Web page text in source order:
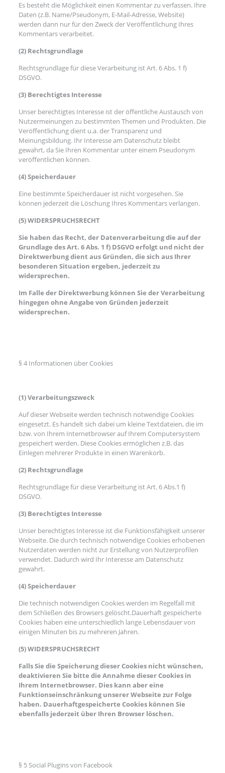
Es besteht die Möglichkeit einen Kommentar zu verfassen. Ihre
Daten (z.B. Name/Pseudonym, E-Mail-Adresse, Website)
werden dann nur für den Zweck der Veröffentlichung Ihres
Kommentars verarbeitet.
(2) Rechtsgrundlage
Rechtsgrundlage für diese Verarbeitung ist Art. 6 Abs. 1 f)
DSGVO.
(3) Berechtigtes Interesse
Unser berechtigtes Interesse ist der öffentliche Austausch von
Nutzermeinungen zu bestimmten Themen und Produkten. Die
Veröffentlichung dient u.a. der Transparenz und
Meinungsbildung. Ihr Interesse am Datenschutz bleibt
gewahrt, da Sie Ihren Kommentar unter einem Pseudonym
veröffentlichen können.
(4) Speicherdauer
Eine bestimmte Speicherdauer ist nicht vorgesehen. Sie
können jederzeit die Löschung Ihres Kommentars verlangen.
(5) WIDERSPRUCHSRECHT
Sie haben das Recht, der Datenverarbeitung die auf der
Grundlage des Art. 6 Abs. 1 f) DSGVO erfolgt und nicht der
Direktwerbung dient aus Gründen, die sich aus Ihrer
besonderen Situation ergeben, jederzeit zu
widersprechen.
Im Falle der Direktwerbung können Sie der Verarbeitung
hingegen ohne Angabe von Gründen jederzeit
widersprechen.
§ 4 Informationen über Cookies
(1) Verarbeitungszweck
Auf dieser Webseite werden technisch notwendige Cookies
eingesetzt. Es handelt sich dabei um kleine Textdateien, die im
bzw. von Ihrem Internetbrowser auf Ihrem Computersystem
gespeichert werden. Diese Cookies ermöglichen z.B. das
Einlegen mehrerer Produkte in einen Warenkorb.
(2) Rechtsgrundlage
Rechtsgrundlage für diese Verarbeitung ist Art. 6 Abs.1 f)
DSGVO.
(3) Berechtigtes Interesse
Unser berechtigtes Interesse ist die Funktionsfähigkeit unserer
Webseite. Die durch technisch notwendige Cookies erhobenen
Nutzerdaten werden nicht zur Erstellung von Nutzerprofilen
verwendet. Dadurch wird Ihr Interesse am Datenschutz
gewahrt.
(4) Speicherdauer
Die technisch notwendigen Cookies werden im Regelfall mit
dem Schließen des Browsers gelöscht.Dauerhaft gespeicherte
Cookies haben eine unterschiedlich lange Lebensdauer von
einigen Minuten bis zu mehreren Jahren.
(5) WIDERSPRUCHSRECHT
Falls Sie die Speicherung dieser Cookies nicht wünschen,
deaktivieren Sie bitte die Annahme dieser Cookies in
Ihrem Internetbrowser. Dies kann aber eine
Funktionseinschränkung unserer Webseite zur Folge
haben. Dauerhaftgespeicherte Cookies können Sie
ebenfalls jederzeit über Ihren Browser löschen.
§ 5 Social Plugins von Facebook